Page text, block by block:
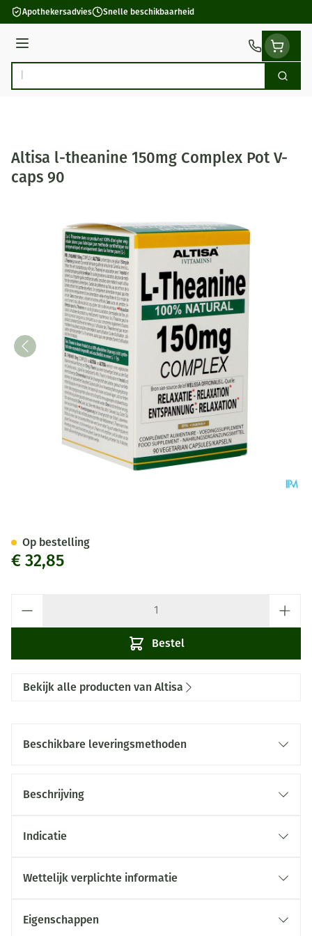
Ga naar de inhoud
Apothekersadvies Snelle beschikbaarheid
Menu
Product, merk, categorie... Zoek
Altisa l-theanine 150mg Complex Pot V-
caps 90
€ 32,85
Bestel
Op bestelling
Bekijk alle producten van Altisa
Beschikbare leveringsmethoden
Beschrijving
Indicatie
Wettelijk verplichte informatie
Eigenschappen